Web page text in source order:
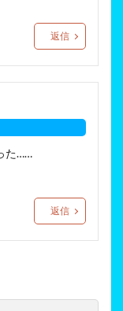
返信
た……
返信